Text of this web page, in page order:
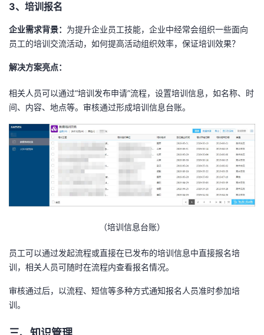
3、培训报名
企业需求背景： 为提升企业员工技能，企业中经常会组织一些面向
员工的培训交流活动，如何提高活动组织效率，保证培训效果？
解决方案亮点：
相关人员可以通过“培训发布申请”流程，设置培训信息，如名称、时
间、内容、地点等。审核通过形成培训信息台账。
（培训信息台账）
员工可以通过发起流程或直接在已发布的培训信息中直接报名培
训，相关人员可随时在流程内查看报名情况。
审核通过后，以流程、短信等多种方式通知报名人员准时参加培
训。